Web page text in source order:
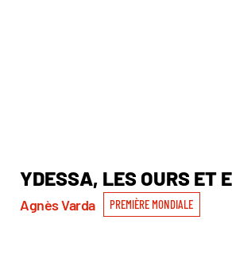
YDESSA, LES OURS ET
Agnès Varda PREMIÈRE MONDIALE